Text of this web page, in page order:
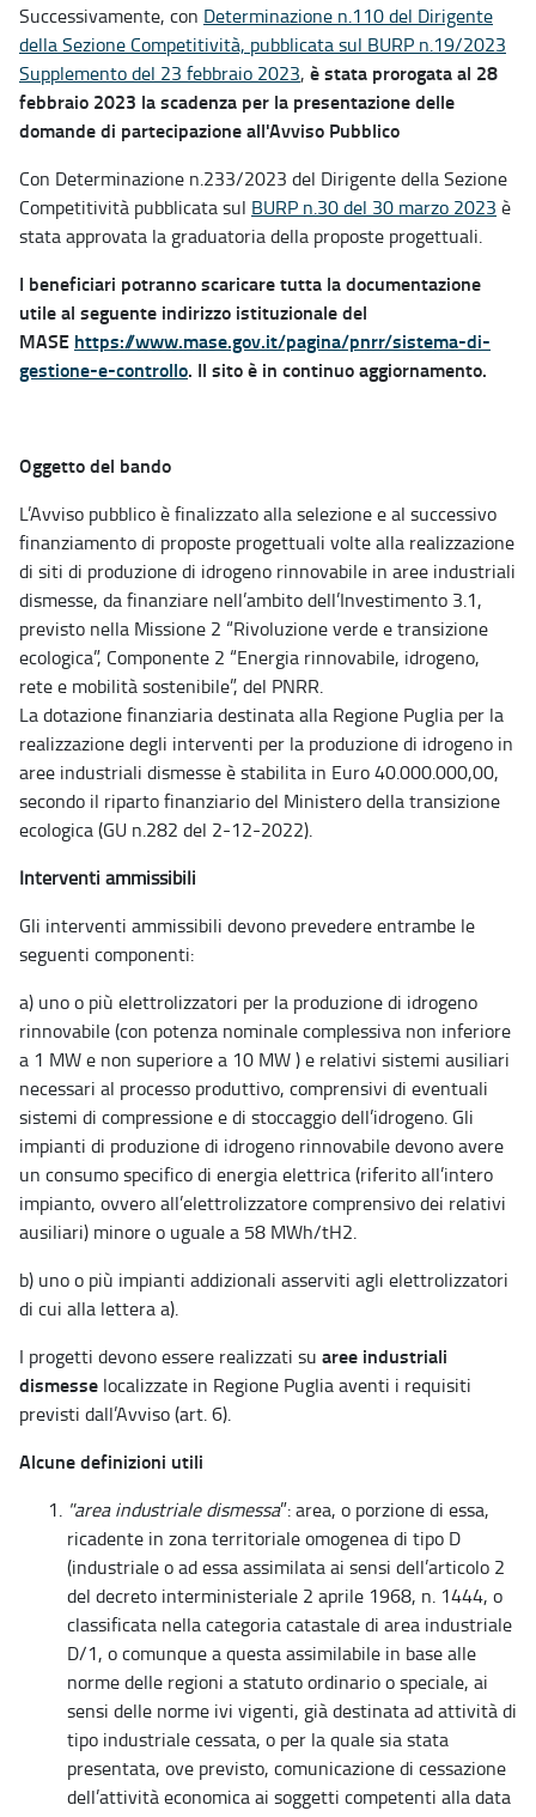
Successivamente, con Determinazione n.110 del Dirigente
della Sezione Competitività, pubblicata sul BURP n.19/2023
Supplemento del 23 febbraio 2023, è stata prorogata al 28
febbraio 2023 la scadenza per la presentazione delle
domande di partecipazione all'Avviso Pubblico
Con Determinazione n.233/2023 del Dirigente della Sezione
Competitività pubblicata sul BURP n.30 del 30 marzo 2023 è
stata approvata la graduatoria della proposte progettuali.
I beneficiari potranno scaricare tutta la documentazione
utile al seguente indirizzo istituzionale del
MASE https://www.mase.gov.it/pagina/pnrr/sistema-di-
gestione-e-controllo. Il sito è in continuo aggiornamento.
Oggetto del bando
L’Avviso pubblico è finalizzato alla selezione e al successivo
finanziamento di proposte progettuali volte alla realizzazione
di siti di produzione di idrogeno rinnovabile in aree industriali
dismesse, da finanziare nell’ambito dell’Investimento 3.1,
previsto nella Missione 2 “Rivoluzione verde e transizione
ecologica”, Componente 2 “Energia rinnovabile, idrogeno,
rete e mobilità sostenibile”, del PNRR.
La dotazione finanziaria destinata alla Regione Puglia per la
realizzazione degli interventi per la produzione di idrogeno in
aree industriali dismesse è stabilita in Euro 40.000.000,00,
secondo il riparto finanziario del Ministero della transizione
ecologica (GU n.282 del 2-12-2022).
Interventi ammissibili
Gli interventi ammissibili devono prevedere entrambe le
seguenti componenti:
a) uno o più elettrolizzatori per la produzione di idrogeno
rinnovabile (con potenza nominale complessiva non inferiore
a 1 MW e non superiore a 10 MW ) e relativi sistemi ausiliari
necessari al processo produttivo, comprensivi di eventuali
sistemi di compressione e di stoccaggio dell’idrogeno. Gli
impianti di produzione di idrogeno rinnovabile devono avere
un consumo specifico di energia elettrica (riferito all’intero
impianto, ovvero all’elettrolizzatore comprensivo dei relativi
ausiliari) minore o uguale a 58 MWh/tH2.
b) uno o più impianti addizionali asserviti agli elettrolizzatori
di cui alla lettera a).
I progetti devono essere realizzati su aree industriali
dismesse localizzate in Regione Puglia aventi i requisiti
previsti dall’Avviso (art. 6).
Alcune definizioni utili
"area industriale dismessa”: area, o porzione di essa,
ricadente in zona territoriale omogenea di tipo D
(industriale o ad essa assimilata ai sensi dell’articolo 2
del decreto interministeriale 2 aprile 1968, n. 1444, o
classificata nella categoria catastale di area industriale
D/1, o comunque a questa assimilabile in base alle
norme delle regioni a statuto ordinario o speciale, ai
sensi delle norme ivi vigenti, già destinata ad attività di
tipo industriale cessata, o per la quale sia stata
presentata, ove previsto, comunicazione di cessazione
dell’attività economica ai soggetti competenti alla data